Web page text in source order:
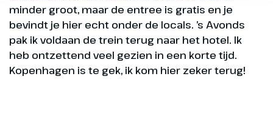
minder groot, maar de entree is gratis en je
bevindt je hier echt onder de locals. ’s Avonds
pak ik voldaan de trein terug naar het hotel. Ik
heb ontzettend veel gezien in een korte tijd.
Kopenhagen is te gek, ik kom hier zeker terug!